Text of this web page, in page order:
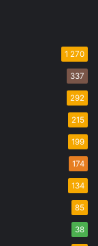
1 270
337
292
215
199
174
134
85
38